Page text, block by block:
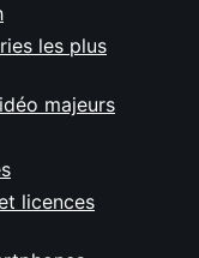
les plus
majeurs
licences